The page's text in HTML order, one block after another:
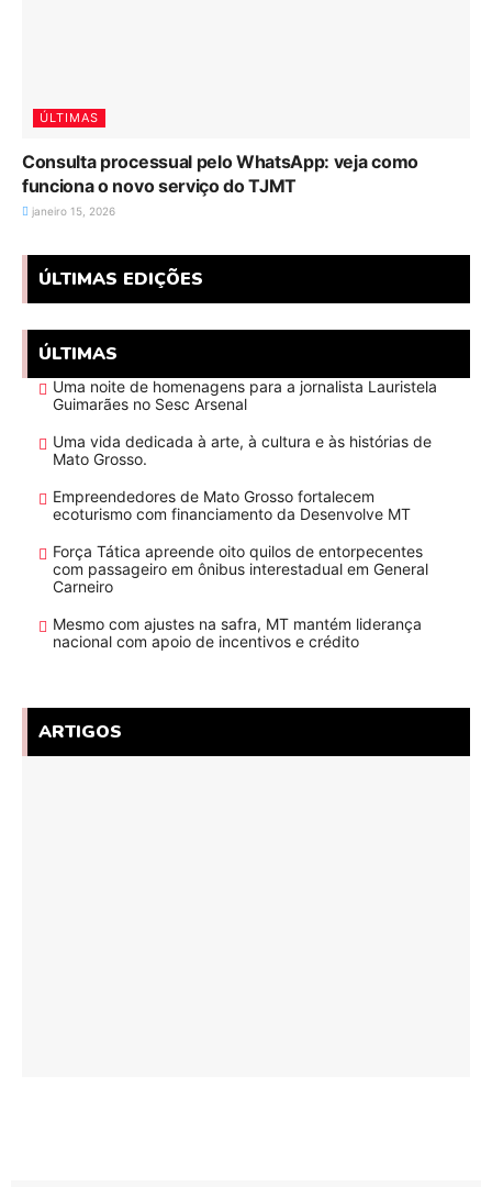
ÚLTIMAS
Consulta processual pelo WhatsApp: veja como
funciona o novo serviço do TJMT
janeiro 15, 2026
ÚLTIMAS EDIÇÕES
ÚLTIMAS
Uma noite de homenagens para a jornalista Lauristela
Guimarães no Sesc Arsenal
Uma vida dedicada à arte, à cultura e às histórias de
Mato Grosso.
Empreendedores de Mato Grosso fortalecem
ecoturismo com financiamento da Desenvolve MT
Força Tática apreende oito quilos de entorpecentes
com passageiro em ônibus interestadual em General
Carneiro
Mesmo com ajustes na safra, MT mantém liderança
nacional com apoio de incentivos e crédito
ARTIGOS